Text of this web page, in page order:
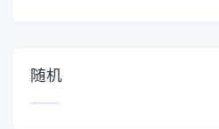
随机